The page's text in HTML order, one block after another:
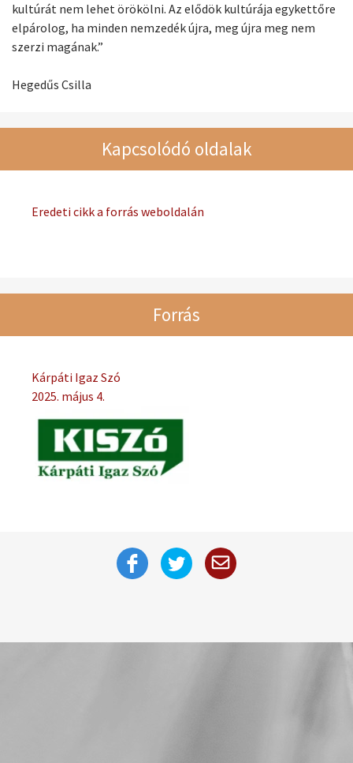
kultúrát nem lehet örökölni. Az elődök kultúrája egykettőre
elpárolog, ha minden nemzedék újra, meg újra meg nem
szerzi magának.”
Hegedűs Csilla
Kapcsolódó oldalak
Eredeti cikk a forrás weboldalán
Forrás
Kárpáti Igaz Szó
2025. május 4.